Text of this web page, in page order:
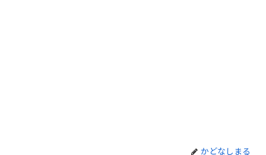
かどなしまる